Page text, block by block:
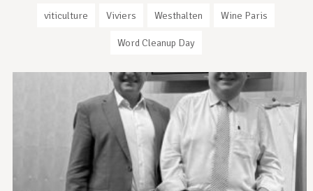
viticulture Viviers Westhalten Wine Paris
Word Cleanup Day